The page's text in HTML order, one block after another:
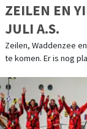
ZEILEN EN
JULI A.S.
Zeilen, Waddenzee
te komen. Er is nog